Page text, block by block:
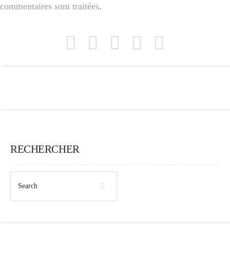
commentaires sont traitées.
RECHERCHER